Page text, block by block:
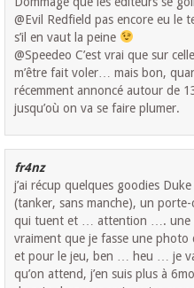
@Evil Redfield pas encore eu le
s’il en vaut la peine
@Speedeo C’est vrai que sur
m’être fait voler… mais bon,
récemment annoncé autour de
jusqu’où on va se faire plumer.
fr4nz
j’ai récup quelques goodies
(tanker, sans manche), un
qui tuent et … attention …. une
vraiment que je fasse une photo
et pour le jeu, ben … heu … je
qu’on attend, j’en suis plus à